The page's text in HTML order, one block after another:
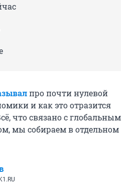
про почти нулевой
и как это отразится
что связано с глобальным
мы собираем в отдельном